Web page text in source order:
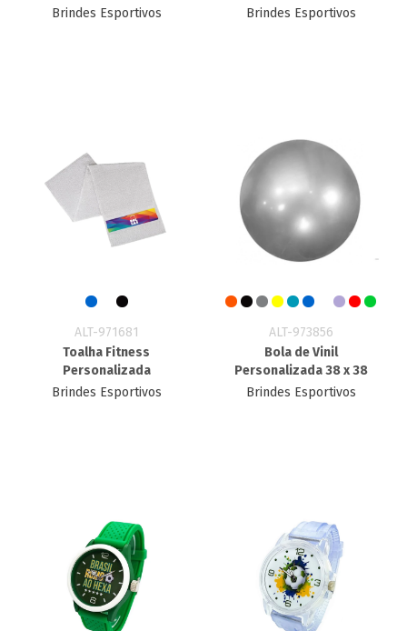
Brindes Esportivos
Brindes Esportivos
ALT-971681
Toalha Fitness
Personalizada
Brindes Esportivos
ALT-973856
Bola de Vinil
Personalizada 38 x 38
Brindes Esportivos